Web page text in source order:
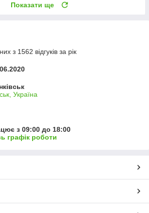
Показати ще
з 1562 відгуків за рік
Україна
з 09:00 до 18:00
графік роботи